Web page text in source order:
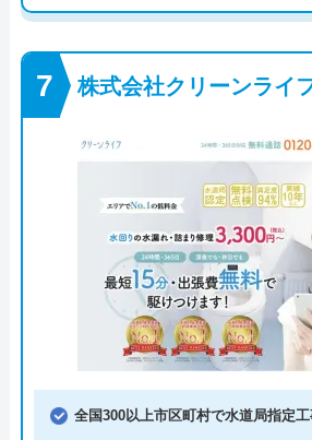
株式会社クリーンライ
全国300以上市区町村で水道局指定工